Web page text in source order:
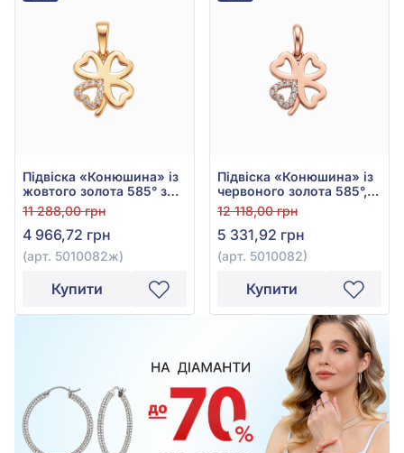
Підвіска «Конюшина» із
жовтого золота 585° з
фіанітом/куб.цирконієм,
арт. 5010082ж
11 288,00 грн
4 966,72 грн
(арт. 5010082ж)
Купити
Підвіска «Конюшина» із
червоного золота 585°,
без вставки, арт. 5010082
12 118,00 грн
5 331,92 грн
(арт. 5010082)
Купити